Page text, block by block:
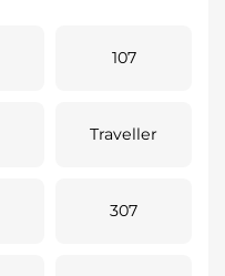
107
Traveller
307